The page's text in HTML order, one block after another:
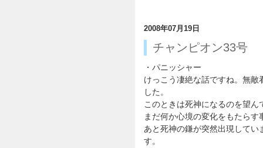
2008年07月19日
チャンピオン33号
・パニッシャー
けっこう凄絶な話ですね。無
した。
このときは死神になるのを望
まだ何か心境の変化をもたら
あと死神の鎌が突然出現して
す。